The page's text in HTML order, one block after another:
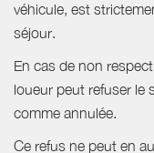
véhicule, est
séjour.
En cas de non
loueur peut refuser le
comme annulée.
Ce refus ne peut en